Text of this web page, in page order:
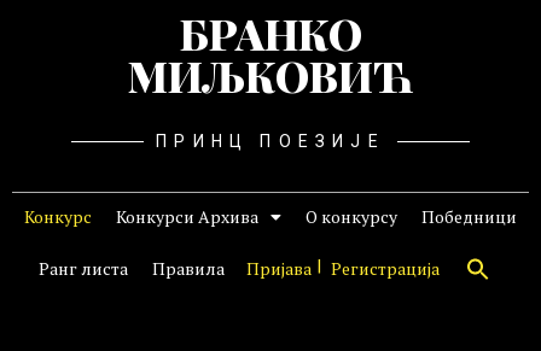
БРАНКО
МИЉКОВИЋ
ПРИНЦ ПОЕЗИЈЕ
Конкурс Конкурси Архива О конкурсу Победници
Ранг листа Правила Пријава Регистрација